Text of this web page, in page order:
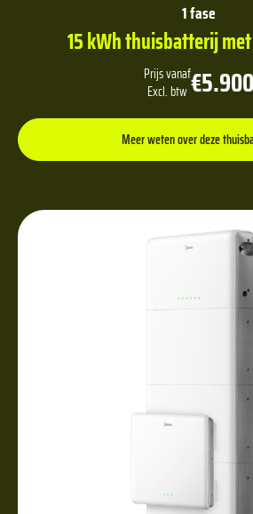
1 fase
15 kWh thuisbatterij
Prijs vanaf
Excl. btw€5.900
Meer weten over deze